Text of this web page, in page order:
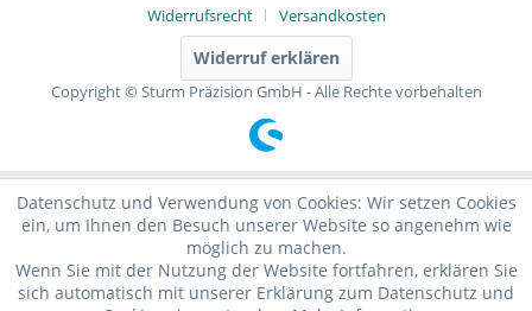
Widerrufsrecht
Versandkosten
Widerruf erklären
Copyright © Sturm Präzision GmbH - Alle Rechte vorbehalten
Datenschutz und Verwendung von Cookies: Wir setzen Cookies
ein, um Ihnen den Besuch unserer Website so angenehm wie
möglich zu machen.
Wenn Sie mit der Nutzung der Website fortfahren, erklären Sie
sich automatisch mit unserer Erklärung zum Datenschutz und